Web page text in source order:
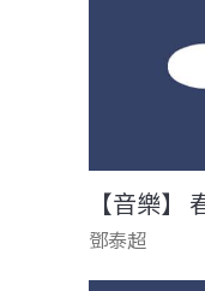
【音樂】
鄧泰超